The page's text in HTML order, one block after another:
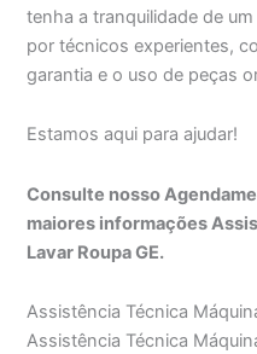
tenha a tranquilidade de
por técnicos experientes,
garantia e o uso de peças
Estamos aqui para ajudar!
Consulte nosso
maiores informações
Lavar Roupa GE.
Assistência Técnica
Assistência Técnica